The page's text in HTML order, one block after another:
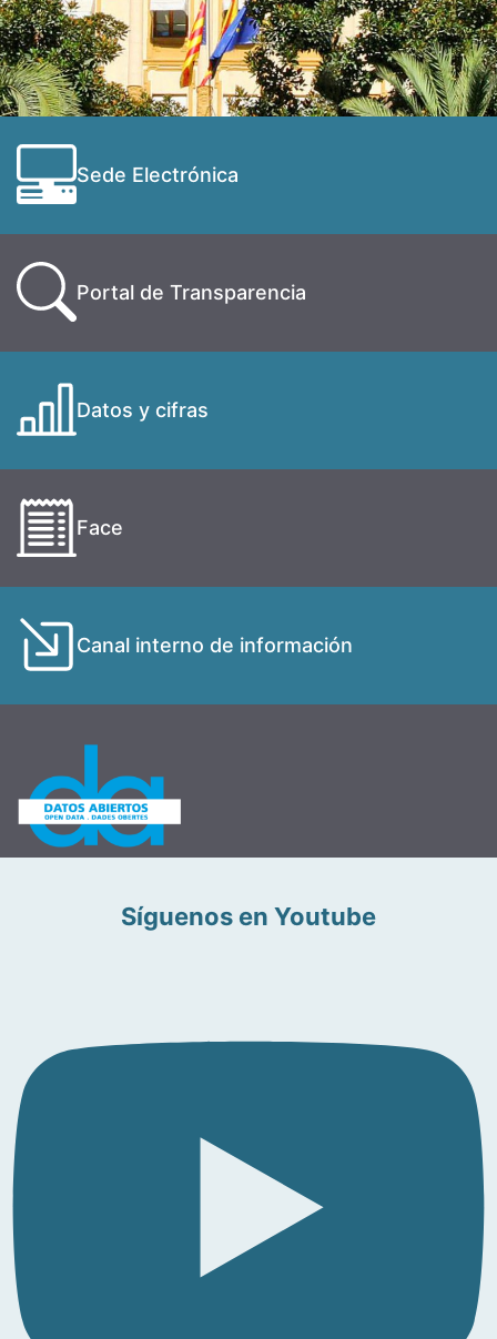
Sede Electrónica
Portal de Transparencia
Datos y cifras
Face
Canal interno de información
Síguenos en Youtube